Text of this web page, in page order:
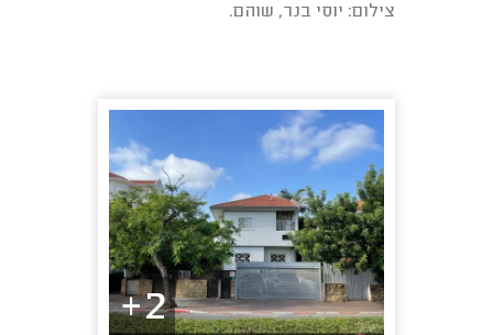
ומריחת פריימר.
צילום: יוסי בנר, שוהם.
2+